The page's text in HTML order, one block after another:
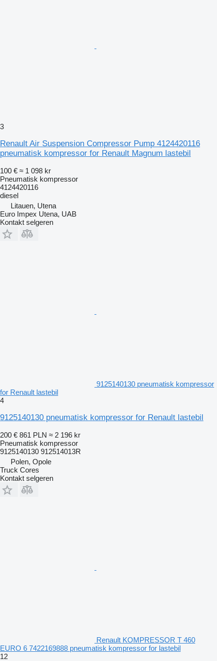
3
Renault Air Suspension Compressor Pump 4124420116
pneumatisk kompressor for Renault Magnum lastebil
100 € ≈ 1 098 kr
Pneumatisk kompressor
4124420116
diesel
Litauen, Utena
Euro Impex Utena, UAB
Kontakt selgeren
9125140130 pneumatisk kompressor
for Renault lastebil
4
9125140130 pneumatisk kompressor for Renault lastebil
200 € 861 PLN ≈ 2 196 kr
Pneumatisk kompressor
9125140130 912514013R
Polen, Opole
Truck Cores
Kontakt selgeren
Renault KOMPRESSOR T 460
EURO 6 7422169888 pneumatisk kompressor for lastebil
12